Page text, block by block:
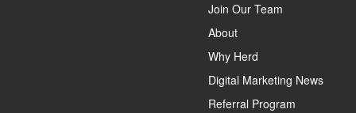
Join Our Team
About
Why Herd
Digital Marketing News
Referral Program